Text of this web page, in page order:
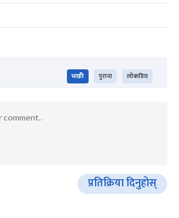
भर्खरै पुराना लोकप्रिय
प्रतिक्रिया दिनुहोस्